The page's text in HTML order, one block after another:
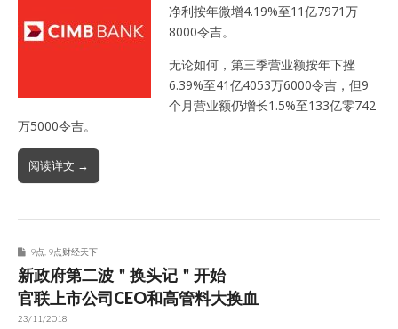
净利按年微增4.19%至11亿7971万
8000令吉。
无论如何，第三季营业额按年下挫
6.39%至41亿4053万6000令吉，但9
个月营业额仍增长1.5%至133亿零742
万5000令吉。
阅读详文 →
9点 9点财经天下
新政府第二波＂换头记＂开始
官联上市公司CEO和高管料大换血
23/11/2018